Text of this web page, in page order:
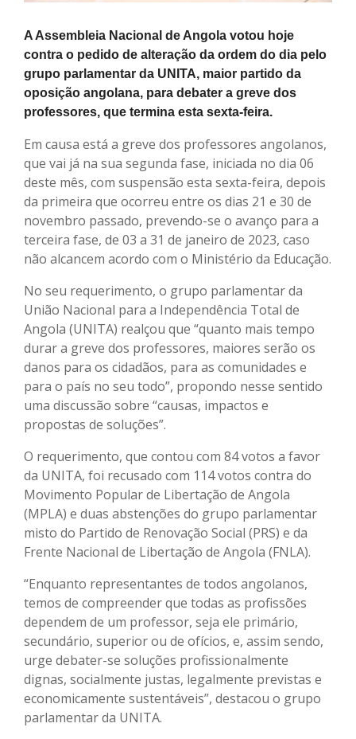
A Assembleia Nacional de Angola votou hoje
contra o pedido de alteração da ordem do dia pelo
grupo parlamentar da UNITA, maior partido da
oposição angolana, para debater a greve dos
professores, que termina esta sexta-feira.
Em causa está a greve dos professores angolanos,
que vai já na sua segunda fase, iniciada no dia 06
deste mês, com suspensão esta sexta-feira, depois
da primeira que ocorreu entre os dias 21 e 30 de
novembro passado, prevendo-se o avanço para a
terceira fase, de 03 a 31 de janeiro de 2023, caso
não alcancem acordo com o Ministério da Educação.
No seu requerimento, o grupo parlamentar da
União Nacional para a Independência Total de
Angola (UNITA) realçou que “quanto mais tempo
durar a greve dos professores, maiores serão os
danos para os cidadãos, para as comunidades e
para o país no seu todo”, propondo nesse sentido
uma discussão sobre “causas, impactos e
propostas de soluções”.
O requerimento, que contou com 84 votos a favor
da UNITA, foi recusado com 114 votos contra do
Movimento Popular de Libertação de Angola
(MPLA) e duas abstenções do grupo parlamentar
misto do Partido de Renovação Social (PRS) e da
Frente Nacional de Libertação de Angola (FNLA).
“Enquanto representantes de todos angolanos,
temos de compreender que todas as profissões
dependem de um professor, seja ele primário,
secundário, superior ou de ofícios, e, assim sendo,
urge debater-se soluções profissionalmente
dignas, socialmente justas, legalmente previstas e
economicamente sustentáveis”, destacou o grupo
parlamentar da UNITA.